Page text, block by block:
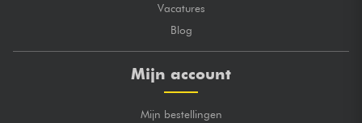
Vacatures
Blog
Mijn account
Mijn bestellingen